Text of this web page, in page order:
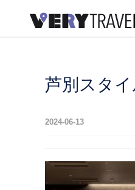
芦別スタ
2024-06-13